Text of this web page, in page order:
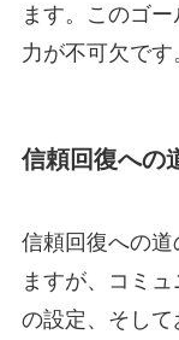
ます。このゴ
力が不可欠です
信頼回復への
信頼回復への道
ますが、コミ
の設定、そし